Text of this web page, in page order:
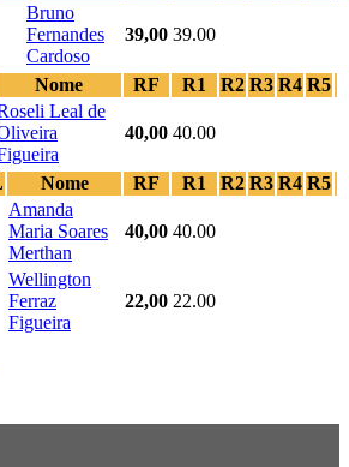
Bruno
Fernandes
Cardoso
39,00 39.00
Nome RF R1 R2 R3 R4 R5
Leal de
40,00 40.00
Nome RF R1 R2 R3 R4 R5
Amanda
Maria Soares
Merthan
40,00 40.00
Wellington
Ferraz
Figueira
22,00 22.00